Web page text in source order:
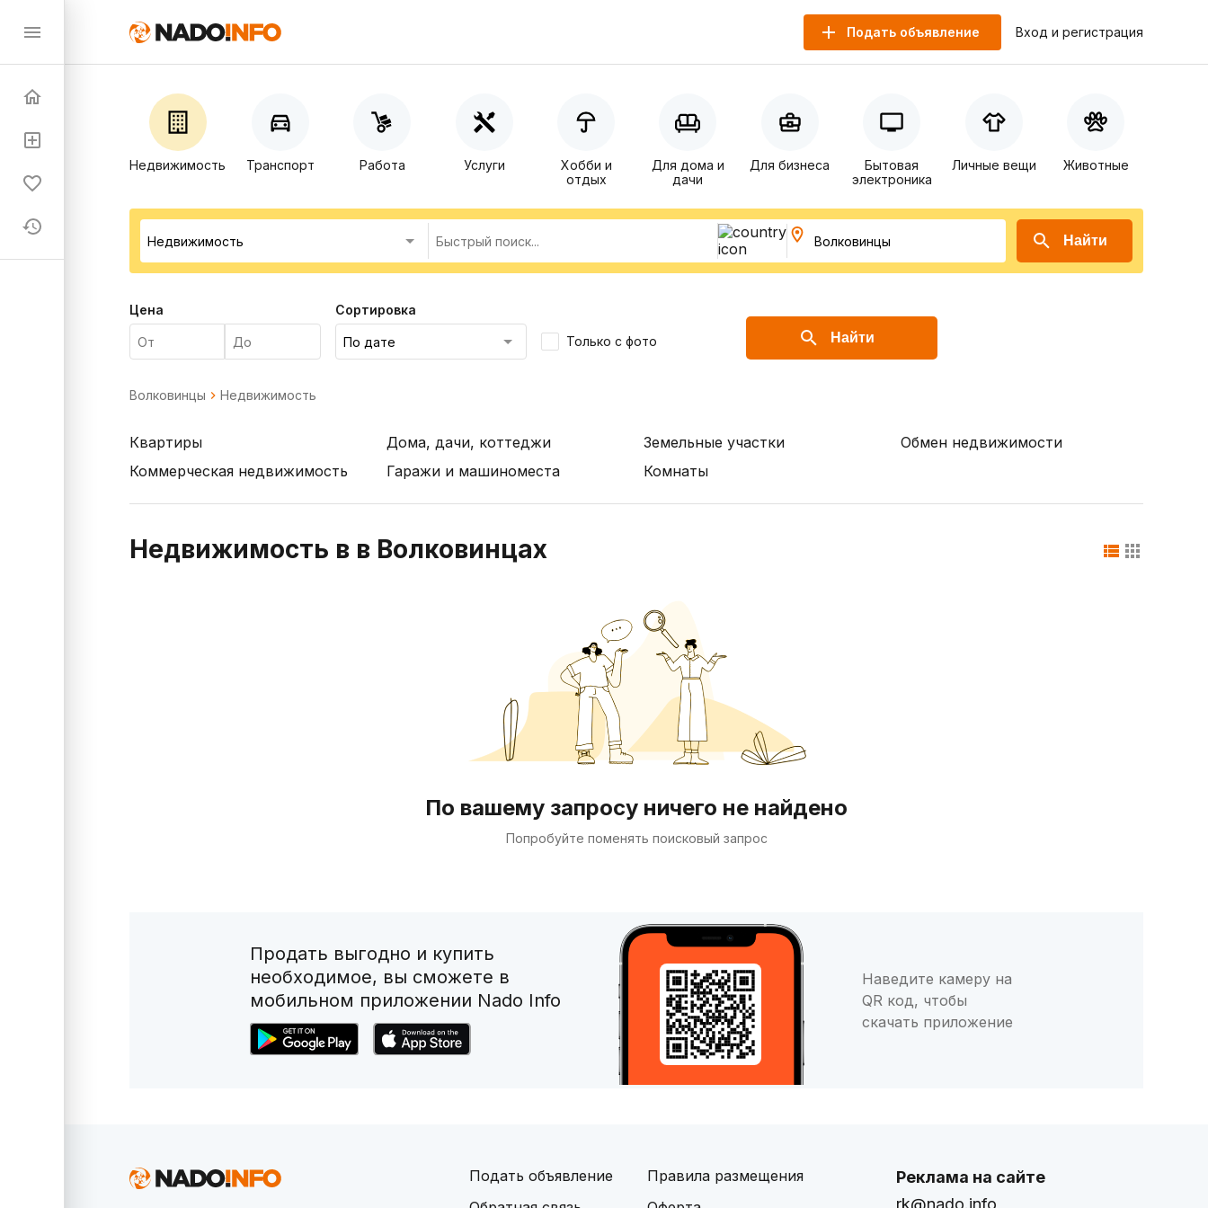
Подать объявление Вход и регистрация
Недвижимость Транспорт Работа Услуги
Хобби и
отдых
Для дома и
дачи
Для бизнеса
Бытовая
электроника
Личные вещи Животные
Найти
Цена Сортировка
Только с фото Найти
Волковинцы Недвижимость
Квартиры
Коммерческая недвижимость
Дома, дачи, коттеджи
Гаражи и машиноместа
Земельные участки
Комнаты
Обмен недвижимости
Недвижимость в в Волковинцах
По вашему запросу ничего не найдено
Попробуйте поменять поисковый запрос
Продать выгодно и купить
необходимое, вы сможете в
мобильном приложении Nado Info
Наведите камеру на
QR код, чтобы
скачать приложение
Подать объявление
Правила размещения
Реклама на сайте
rk@nado.info